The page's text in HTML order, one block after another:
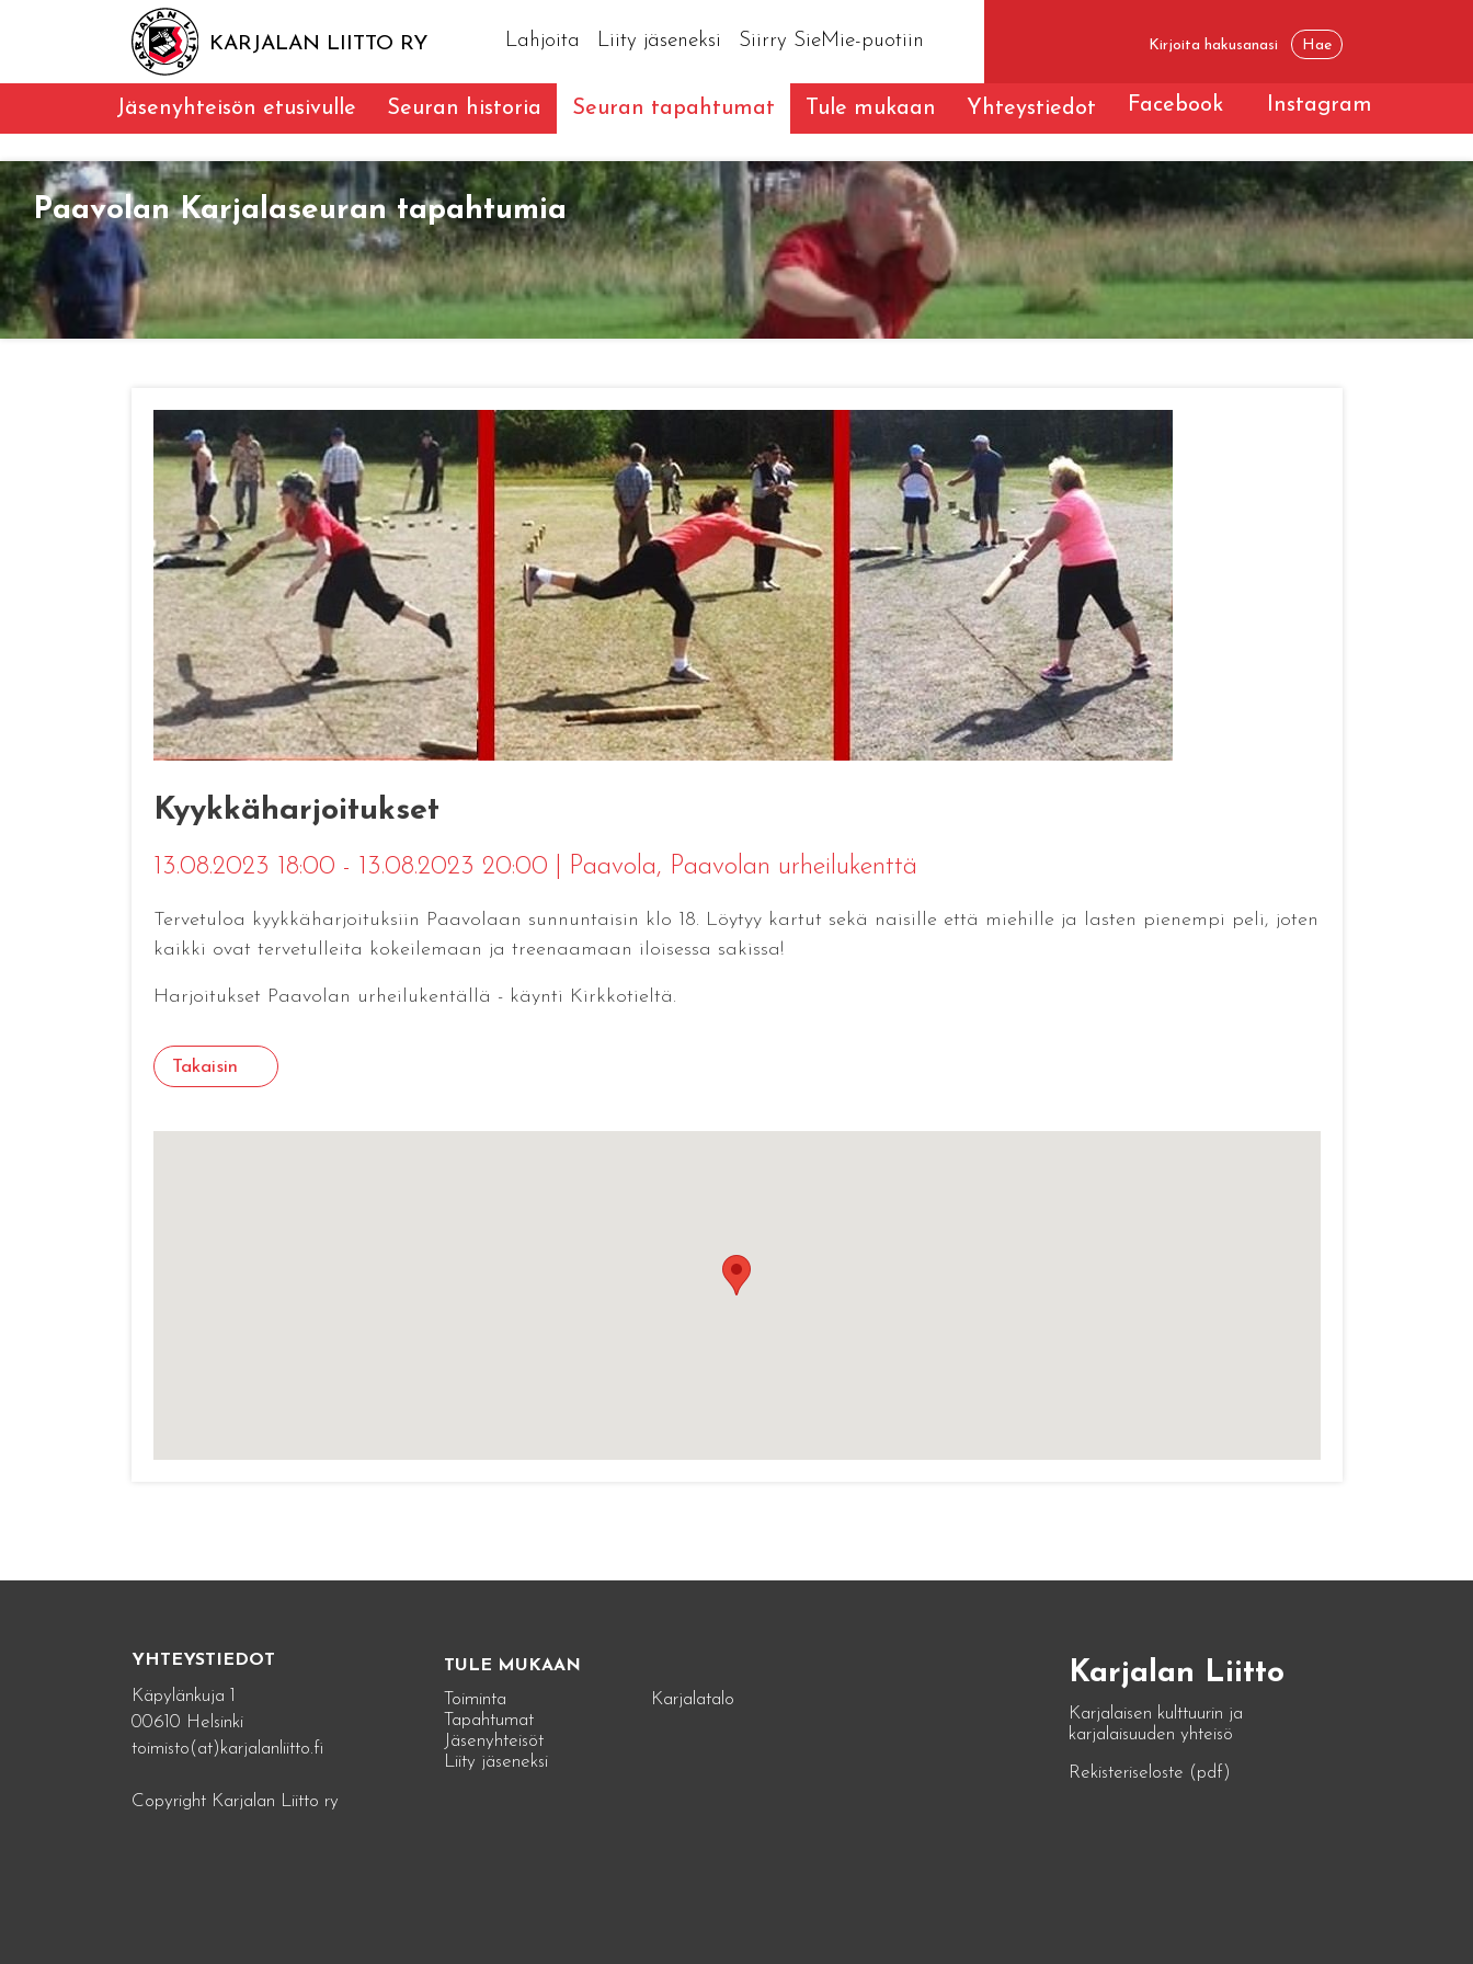
KARJALAN LIITTO RY Lahjoita Liity jäseneksi Siirry SieMie-puotiin
Jäsenyhteisön etusivulle Seuran historia Seuran tapahtumat Tule mukaan Yhteystiedot Facebook Instagram
Paavolan Karjalaseuran tapahtumia
Kyykkäharjoitukset
13.08.2023 18:00 - 13.08.2023 20:00 Paavola, Paavolan urheilukenttä
Tervetuloa kyykkäharjoituksiin Paavolaan sunnuntaisin klo 18. Löytyy kartut sekä naisille että miehille ja lasten pienempi peli, joten
kaikki ovat tervetulleita kokeilemaan ja treenaamaan iloisessa sakissa!
Harjoitukset Paavolan urheilukentällä - käynti Kirkkotieltä.
Takaisin
YHTEYSTIEDOT
Käpylänkuja 1
00610 Helsinki
toimisto(at)karjalanliitto.fi
Copyright Karjalan Liitto ry
TULE MUKAAN
Toiminta
Tapahtumat
Jäsenyhteisöt
Liity jäseneksi
Karjalatalo
Karjalan Liitto
Karjalaisen kulttuurin ja
karjalaisuuden yhteisö
Rekisteriseloste (pdf)